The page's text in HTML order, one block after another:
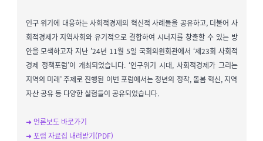
인구 위기에 대응하는 사회적경제의 혁신적 사례들을 공유하고, 더불어 사
회적경제가 지역사회와 유기적으로 결합하여 시너지를 창출할 수 있는 방
안을 모색하고자 지난 ’24년 11월 5일 국회의원회관에서 ‘제23회 사회적
경제 정책포럼’이 개최되었습니다. ‘인구위기 시대, 사회적경제가 그리는
지역의 미래’ 주제로 진행된 이번 포럼에서는 청년의 정착, 돌봄 혁신, 지역
자산 공유 등 다양한 실험들이 공유되었습니다.
➜ 언론보도 바로가기
➜ 포럼 자료집 내려받기(PDF)